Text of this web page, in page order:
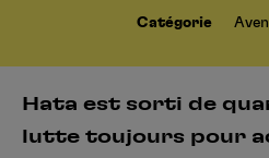
Catégorie
Hata est sorti de
lutte toujours pour